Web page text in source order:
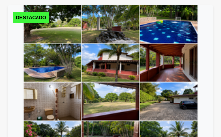
DESTACADO